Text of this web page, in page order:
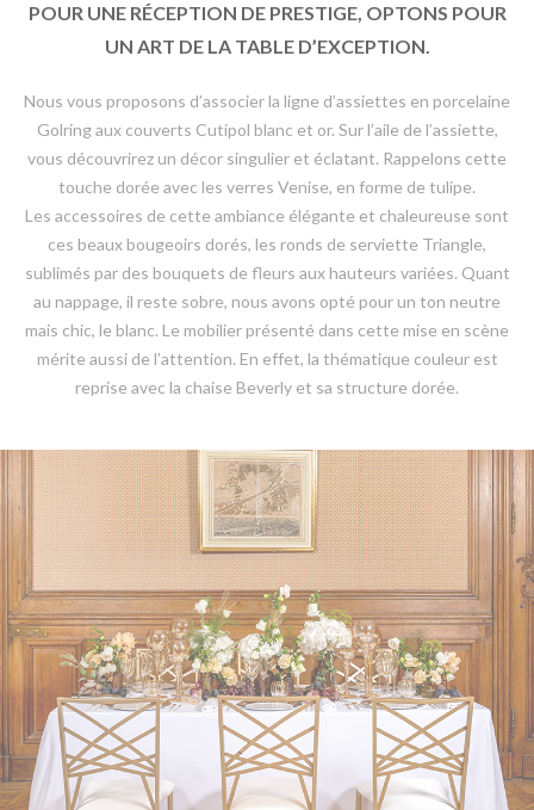
POUR UNE RÉCEPTION DE PRESTIGE, OPTONS POUR
UN ART DE LA TABLE D’EXCEPTION.
Nous vous proposons d’associer la ligne d’assiettes en porcelaine
Golring aux couverts Cutipol blanc et or. Sur l’aile de l’assiette,
vous découvrirez un décor singulier et éclatant. Rappelons cette
touche dorée avec les verres Venise, en forme de tulipe.
Les accessoires de cette ambiance élégante et chaleureuse sont
ces beaux bougeoirs dorés, les ronds de serviette Triangle,
sublimés par des bouquets de fleurs aux hauteurs variées. Quant
au nappage, il reste sobre, nous avons opté pour un ton neutre
mais chic, le blanc. Le mobilier présenté dans cette mise en scène
mérite aussi de l’attention. En effet, la thématique couleur est
reprise avec la chaise Beverly et sa structure dorée.